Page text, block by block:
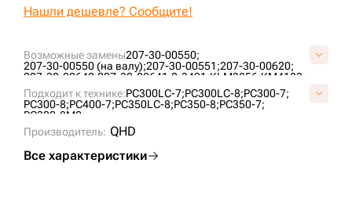
Возможные замены207-30-00550;
207-30-00550 (на валу);207-30-00551;207-30-00620;
207-30-00640;207-30-00641;2-3491;KLM3856;KM4183;
Подходит к технике:PC300LC-7;PC300LC-8;PC300-7;
PC300-8;PC400-7;PC350LC-8;PC350-8;PC350-7;
PC300-8M0;
Производитель: QHD
Все характеристики
Нашли дешевле? Сообщите!